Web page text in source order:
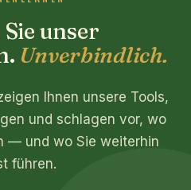
unser
Unverbindlich.
Ihnen unsere Tools,
und schlagen vor, wo
— und wo Sie weiterhin
führen.